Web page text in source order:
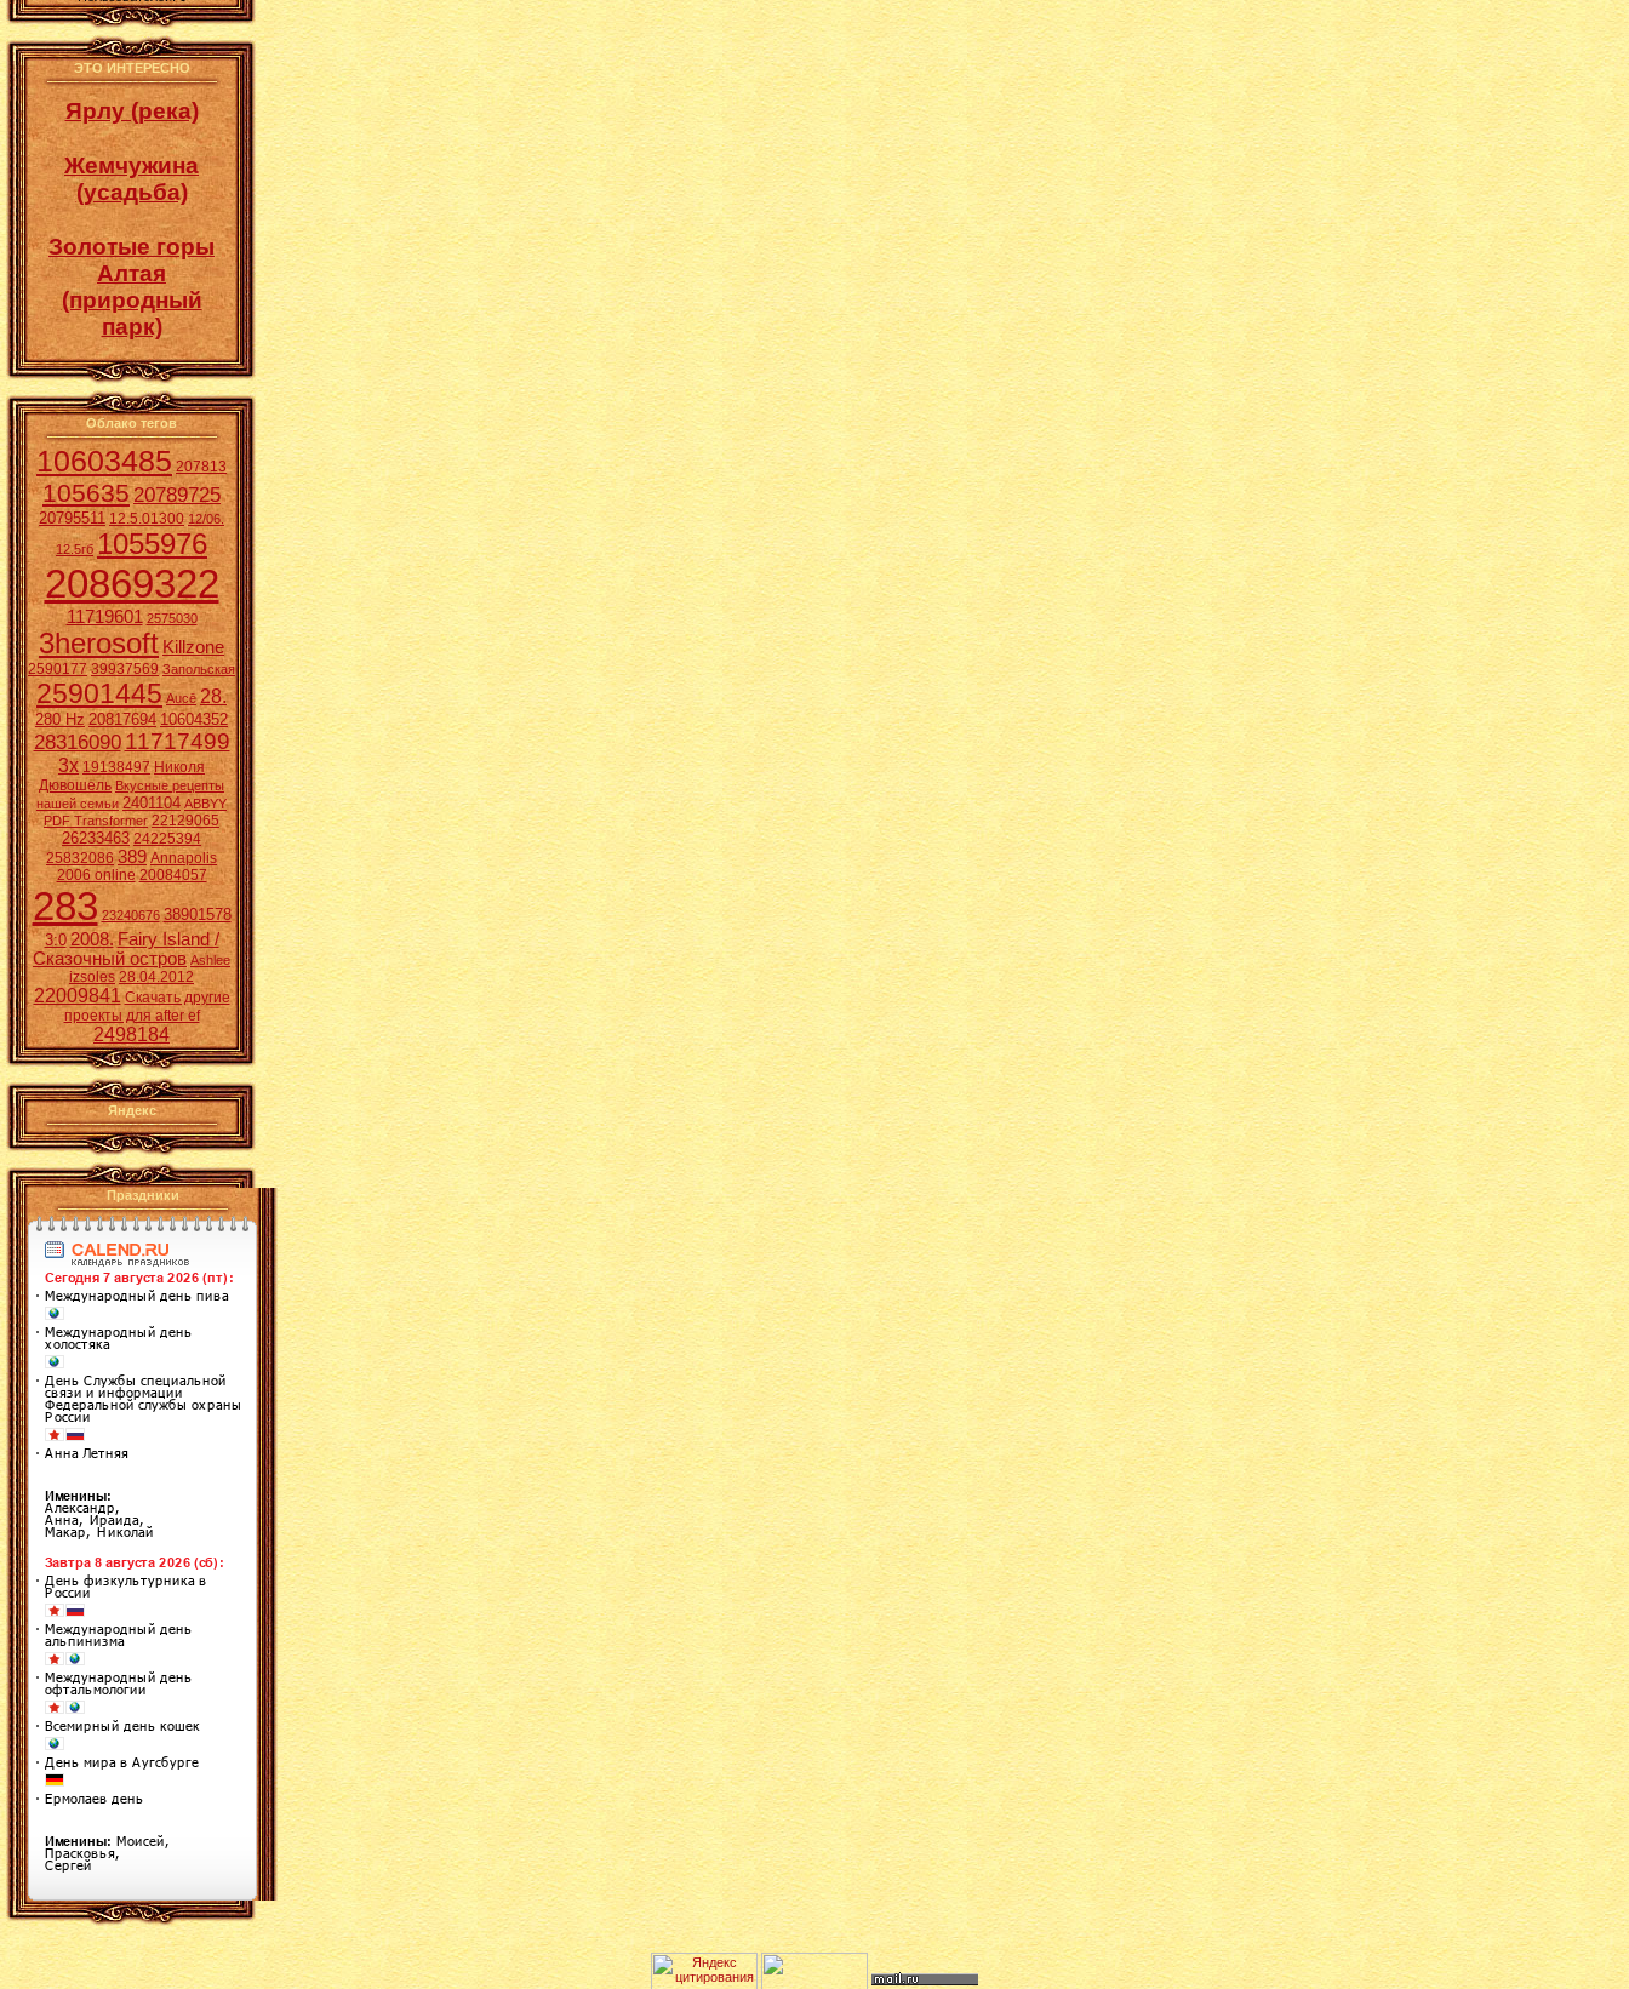
ЭТО ИНТЕРЕСНО
Ярлу (река)
Жемчужина
(усадьба)
Золотые горы
Алтая
(природный
парк)
Облако тегов
10603485 207813
10563520789725
20795511 12.5.01300 12/06.
12.5гб 1055976
20869322
11719601 2575030
3herosoft Killzone
2590177 39937569 Запольская
25901445 Aucē 28.
280 Hz 20817694 10604352
2831609011717499
3x 19138497 Николя
Дювошель Вкусные рецепты
нашей семьи 2401104 ABBYY
PDF Transformer 22129065
26233463 24225394
25832086 389 Annapolis
2006 online 20084057
283 23240676 38901578
3:0 2008. Fairy Island /
Сказочный остров Ashlee
izsoles 28.04.2012
22009841 Скачать другие
проекты для after ef
2498184
Яндекс
Праздники